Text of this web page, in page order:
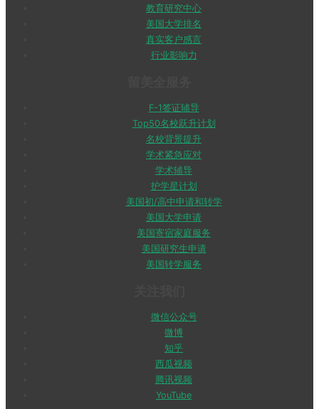
教育研究中心
美国大学排名
真实客户感言
行业影响力
F-1签证辅导
Top50名校跃升计划
名校背景提升
学术紧急应对
学术辅导
护学星计划
美国初/高中申请和转学
美国大学申请
美国寄宿家庭服务
美国研究生申请
美国转学服务
微信公众号
微博
知乎
西瓜视频
腾讯视频
YouTube